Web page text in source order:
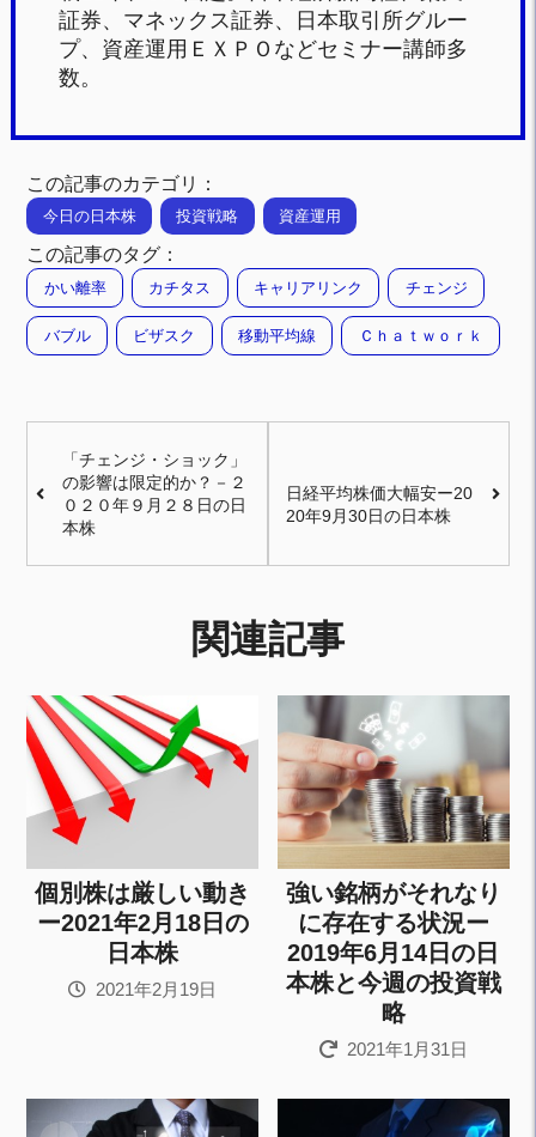
証券、マネックス証券、日本取引所グルー
プ、資産運用ＥＸＰＯなどセミナー講師多
数。
この記事のカテゴリ：
今日の日本株 投資戦略 資産運用
この記事のタグ：
かい離率 カチタス キャリアリンク チェンジ
バブル ビザスク 移動平均線 Ｃｈａｔｗｏｒｋ
「チェンジ・ショック」
の影響は限定的か？－２
０２０年９月２８日の日
本株
日経平均株価大幅安ー20
20年9月30日の日本株
関連記事
個別株は厳しい動き
ー2021年2月18日の
日本株
2021年2月19日
強い銘柄がそれなり
に存在する状況ー
2019年6月14日の日
本株と今週の投資戦
略
2021年1月31日